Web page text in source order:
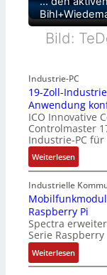
Bild:
Industrie-PC
19-Zoll-
Anwendung
ICO Innovative
Controlmaster
Industrie-PC
Weiterlesen:
1
9
-
Z
o
l
l
-
Industrielle
Raspberry Pi
Spectra
Serie
Weiterlesen:
M